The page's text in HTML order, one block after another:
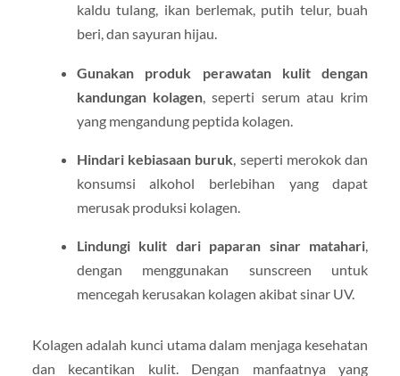
kaldu tulang, ikan berlemak, putih telur, buah
beri, dan sayuran hijau.
Gunakan produk perawatan kulit dengan
kandungan kolagen , seperti serum atau krim
yang mengandung peptida kolagen.
Hindari kebiasaan buruk , seperti merokok dan
konsumsi alkohol berlebihan yang dapat
merusak produksi kolagen.
Lindungi kulit dari paparan sinar matahari,
dengan menggunakan sunscreen untuk
mencegah kerusakan kolagen akibat sinar UV.
Kolagen adalah kunci utama dalam menjaga kesehatan
dan kecantikan kulit. Dengan manfaatnya yang